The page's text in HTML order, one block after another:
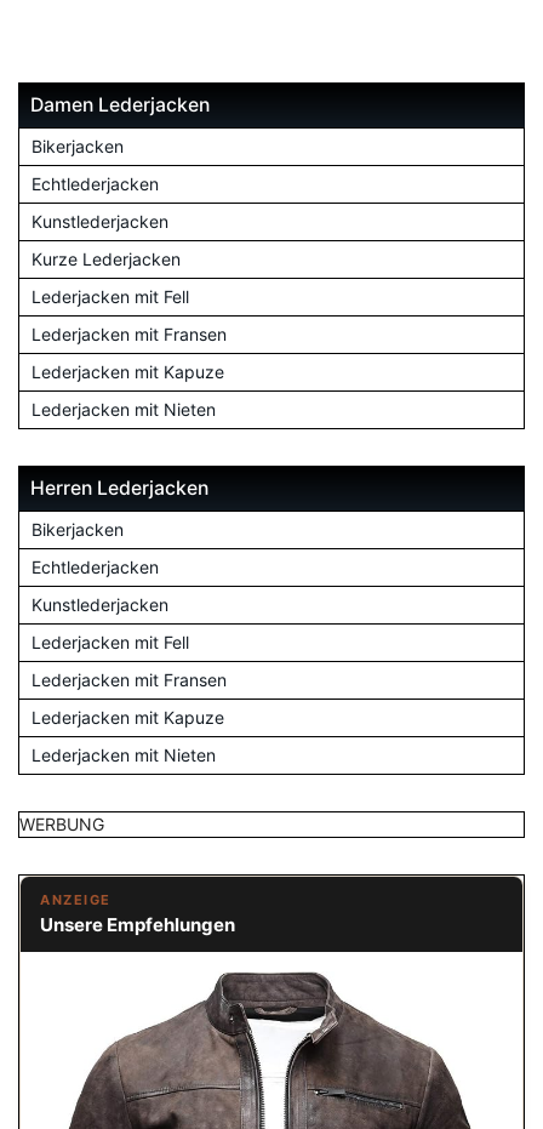
Damen Lederjacken
Bikerjacken
Echtlederjacken
Kunstlederjacken
Kurze Lederjacken
Lederjacken mit Fell
Lederjacken mit Fransen
Lederjacken mit Kapuze
Lederjacken mit Nieten
Herren Lederjacken
Bikerjacken
Echtlederjacken
Kunstlederjacken
Lederjacken mit Fell
Lederjacken mit Fransen
Lederjacken mit Kapuze
Lederjacken mit Nieten
WERBUNG
ANZEIGE
Unsere Empfehlungen